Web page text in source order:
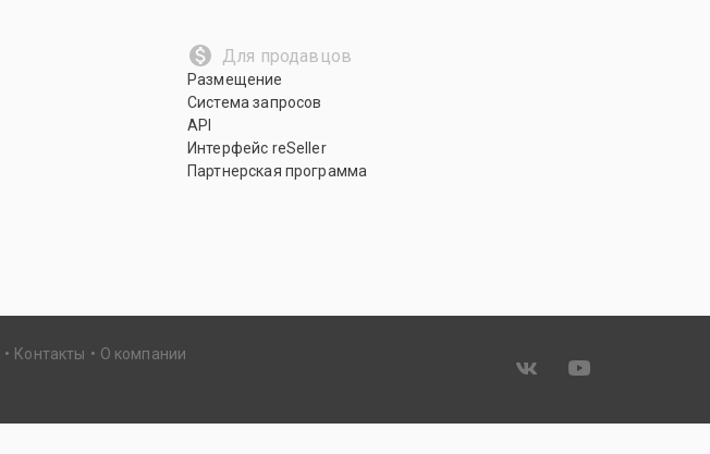
Для продавцов
Размещение
Система запросов
API
Интерфейс reSeller
Партнерская программа
Контакты О компании